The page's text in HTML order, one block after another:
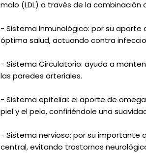
malo (LDL) a través de la
- Sistema Inmunológico: por su
óptima salud, actuando contra
- Sistema Circulatorio: ayuda a
las paredes arteriales.
- Sistema epitelial: el aporte de
piel y el pelo, confiriéndole una
- Sistema nervioso: por su
central, evitando trastornos